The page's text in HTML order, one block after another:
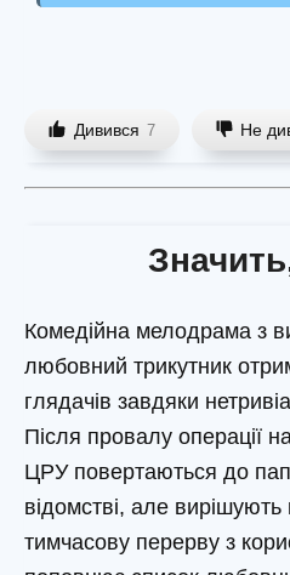
Дивився 7 Не
Комедійна мелодрама з
любовний трикутник
глядачів завдяки
Після провалу операції
ЦРУ повертаються до
відомстві, але вирішують
тимчасову перерву з